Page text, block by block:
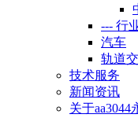
--- 行
汽车
轨道
技术服务
新闻资讯
关于aa3044